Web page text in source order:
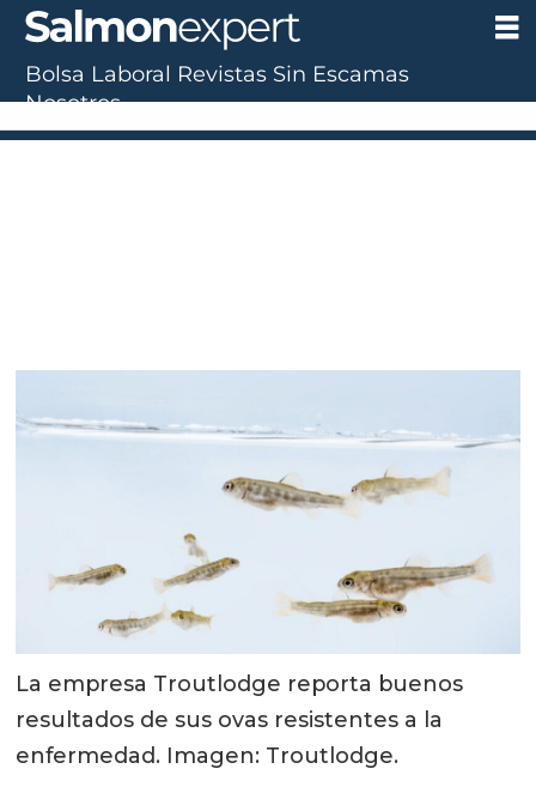
La empresa Troutlodge reporta buenos
resultados de sus ovas resistentes a la
enfermedad. Imagen: Troutlodge.
Bolsa Laboral Revistas Sin Escamas
Nosotros